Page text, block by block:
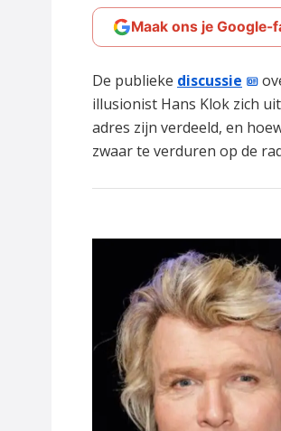
Maak ons je Google-
De publieke discussie
illusionist Hans Klok zich
adres zijn verdeeld, en
zwaar te verduren op de